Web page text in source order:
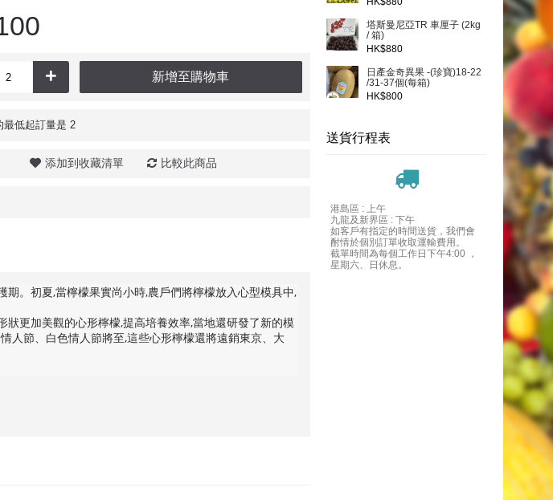
塔斯曼尼亞TR 車厘子 (2kg
/ 箱)
HK$880
日產金奇異果 -(珍寶)18-22
/31-37個(每箱)
HK$800
送貨行程表
港島區 : 上午
九龍及新界區 : 下午
如客戶有指定的時間送貨，我們會
酎情於個別訂單收取運輸費用。
截單時間為每個工作日下午4:00 ，
星期六、日休息。
+ 新增至購物車
最低起訂量是 2
添加到收藏清單 比較此商品
。初夏,當檸檬果實尚小時,農戶們將檸檬放入心型模具中,
更加美觀的心形檸檬,提高培養效率,當地還研發了新的模
人節、白色情人節將至,這些心形檸檬還將遠銷東京、大